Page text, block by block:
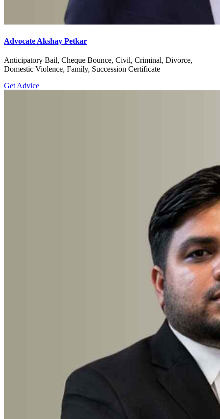
Advocate Akshay Petkar
Anticipatory Bail, Cheque Bounce, Civil, Criminal, Divorce,
Domestic Violence, Family, Succession Certificate
Get Advice